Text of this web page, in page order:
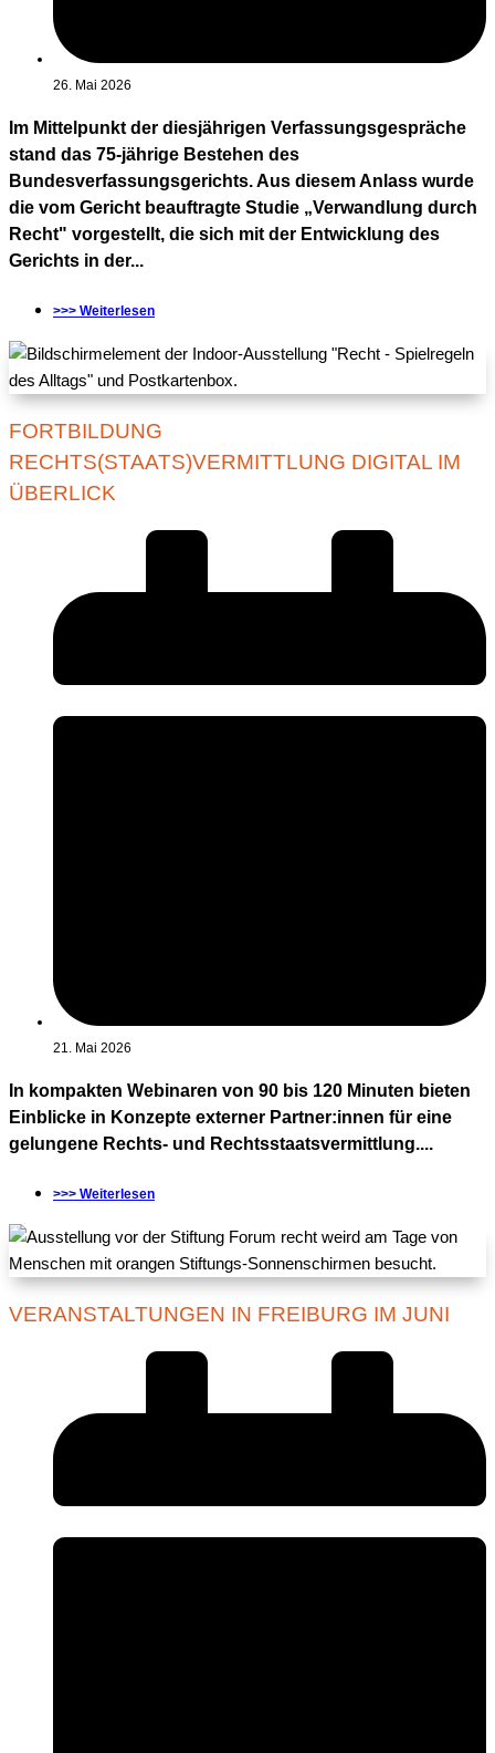
26. Mai 2026
Im Mittelpunkt der diesjährigen Verfassungsgespräche
stand das 75-jährige Bestehen des
Bundesverfassungsgerichts. Aus diesem Anlass wurde
die vom Gericht beauftragte Studie „Verwandlung durch
Recht" vorgestellt, die sich mit der Entwicklung des
Gerichts in der...
>>> Weiterlesen
FORTBILDUNG
RECHTS(STAATS)VERMITTLUNG DIGITAL IM
ÜBERLICK
21. Mai 2026
In kompakten Webinaren von 90 bis 120 Minuten bieten
Einblicke in Konzepte externer Partner:innen für eine
gelungene Rechts- und Rechtsstaatsvermittlung....
>>> Weiterlesen
VERANSTALTUNGEN IN FREIBURG IM JUNI